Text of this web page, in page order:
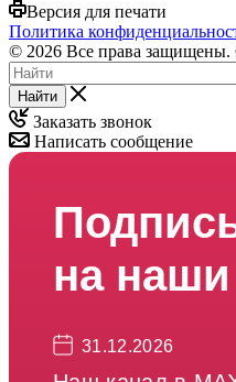
Версия для печати
Политика
© 2026 Все права защищены.
Найти
Заказать звонок
Написать сообщение
на наши
31.12.2026